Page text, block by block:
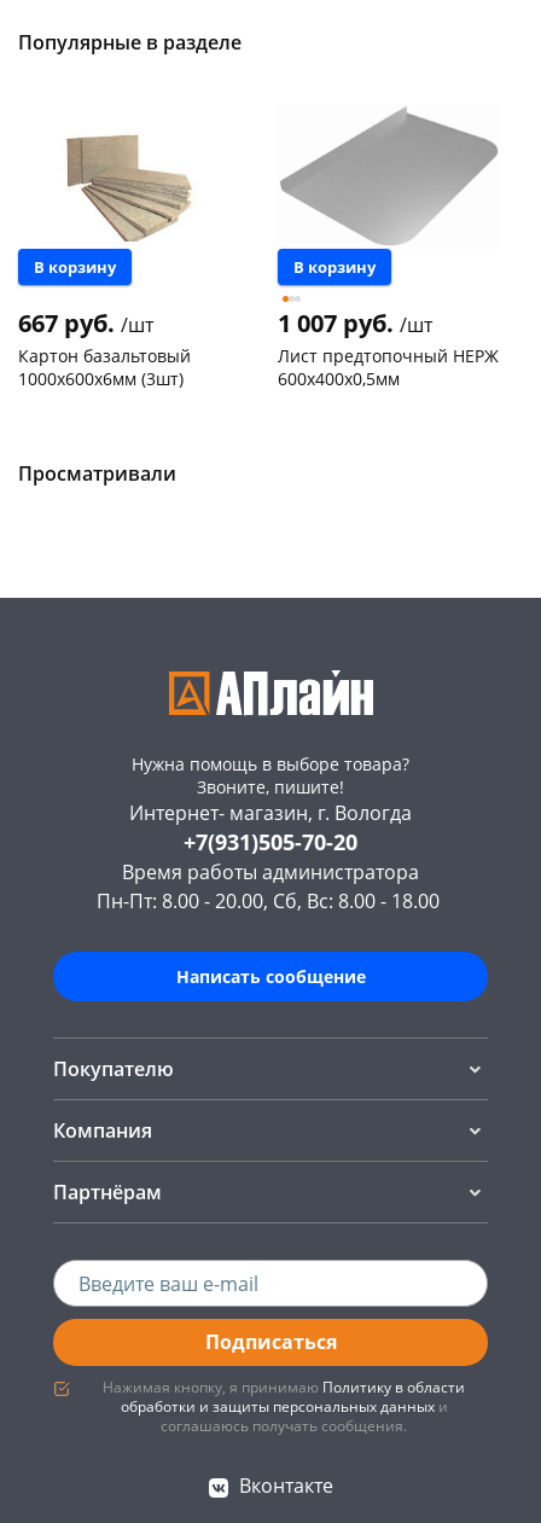
Популярные в разделе
В корзину
667 руб. /шт
Картон базальтовый
1000х600х6мм (3шт)
Код товара
В корзину
1 007 руб. /шт
Лист предтопочный НЕРЖ
600х400х0,5мм
Просматривали
Нужна помощь в выборе товара?
Звоните, пишите!
Интернет- магазин, г. Вологда
+7(931)505-70-20
Время работы администратора
Пн-Пт: 8.00 - 20.00, Сб, Вс: 8.00 - 18.00
Написать сообщение
Покупателю
Компания
Партнёрам
Подписаться
Нажимая кнопку, я принимаю Политику в области
обработки и защиты персональных данныхи
соглашаюсь получать сообщения.
Вконтакте